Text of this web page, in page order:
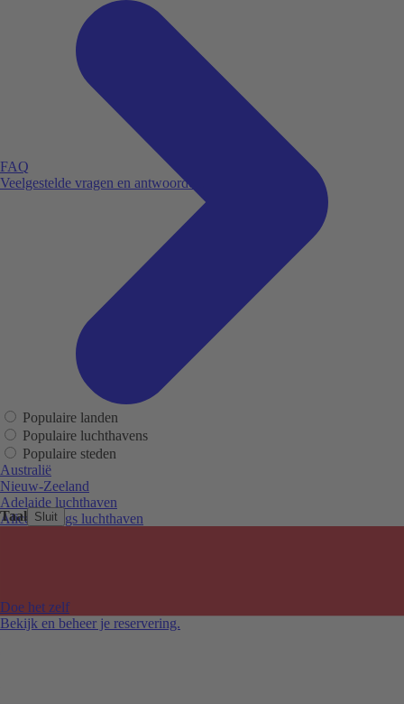
Taal Sluit
FAQ
Veelgestelde vragen en antwoorden.
Doe het zelf
Bekijk en beheer je reservering.
Populaire landen
Populaire luchthavens
Populaire steden
Australië
Nieuw-Zeeland
Adelaide luchthaven
Alice Springs luchthaven
Melbourne Tullamarine luchthaven
Perth luchthaven
Sydney luchthaven